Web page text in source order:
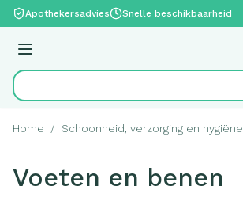
Ga naar de inhoud
Apothekersadvies Snelle beschikbaarheid
Menu
Product, merk, categorie...
Home / Schoonheid, verzorging en hygiëne
Voeten en benen